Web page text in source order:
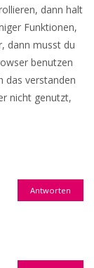
dann halt
Funktionen,
dann musst du
benutzen
das verstanden
nicht genutzt,
Antworten